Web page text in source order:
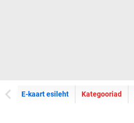
E-kaart esileht E-kaartide
Kategooriad